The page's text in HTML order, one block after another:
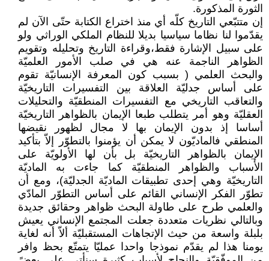
الثورة المذكورة.
إن متتبّعي التاريخ كلّه أي منذ اختراع الكتابة حتّى الآن لم
يقدّموا لنا نظاما سياسيا بديلا للنظام الملكي الوراثي ولو
على سبيل الإشارة فقط،وقراءة التاريخ وتحليله وتقويم
الظواهر الناجمة عنه هي في صلب الأمور العلميّة
والبحث العلمي ( بسبب كون المعرفة الإنسانيّة تقوم
على أساس جدليّة العلاقة بين التفسيرات التاريخيّة
والتعاقب التاريخي مع التفسيرات المنطقيّة والتحليلات
العقليّة وهو أمر يتطلب طبعا الإيمان بالظواهر التاريخيّة
أساسا إذ بدون الإيمان بها لا مجال لظهور نقيضها
المنطقي فالماديّون لا يمكن أن يؤمنوا بالتطوّر إلاّ بتأكيد
الإيمان بالظواهر التاريخيّة بل بأن لها الأولويّة على
الأسباب والظواهر المنطقيّة كما جاءت به الماديّة
التاريخيّة وهي إحدى تطبيقات الماديّة الجدليّة)، ومع أن
تطوّر الفكر الإنساني القائم على أساس التطوّر المادّي
والعلمي طرح على طاولة البحث ظواهر وحقائق جديدة
وبالتالي نظريات متعددة جعلت المجتمع الإنساني يعيش
بلبلة واسعة من حيث الإتجاهات المستقبليّة ألاّ أنه لغاية
يومنا هذا لم يقدّم نموذجا واحدا عمليّا يتمتّع بحظ وافر